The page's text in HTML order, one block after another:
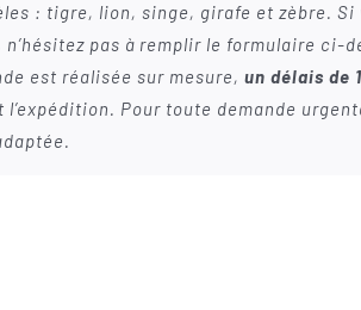
: tigre, lion, singe, girafe et zèbre.
n’hésitez pas à remplir le formulaire
est réalisée sur mesure, un délais de
Pour toute demande